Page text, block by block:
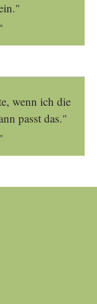
wenn ich die
passt das."